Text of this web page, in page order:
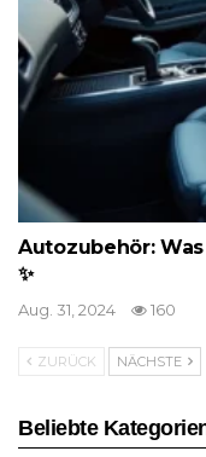
Autozubehör:
✨
Aug. 31, 2024 160
ZURÜCK NÄCHSTE
Beliebte